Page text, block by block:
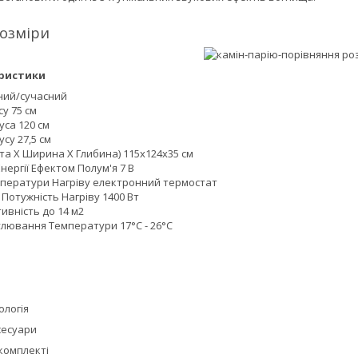
сучасний
75 см
120 см
27,5 см
Х Ширина Х Глибина) 115x124x35 см
Ефектом Полум'я 7 В
Нагріву електронний термостат
Нагріву 1400 Вт
до 14 м2
Температури 17°С - 26°С